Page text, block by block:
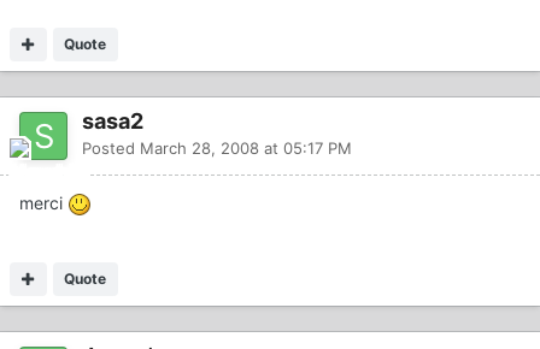
Quote
sasa2
Posted March 28, 2008 at 05:17 PM
merci
Quote